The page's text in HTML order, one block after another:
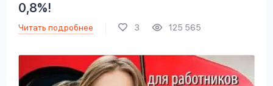
0,8%!
Читать подробнее 3 125 565